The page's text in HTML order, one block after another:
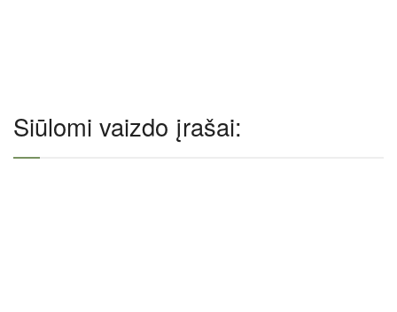
Siūlomi vaizdo įrašai: